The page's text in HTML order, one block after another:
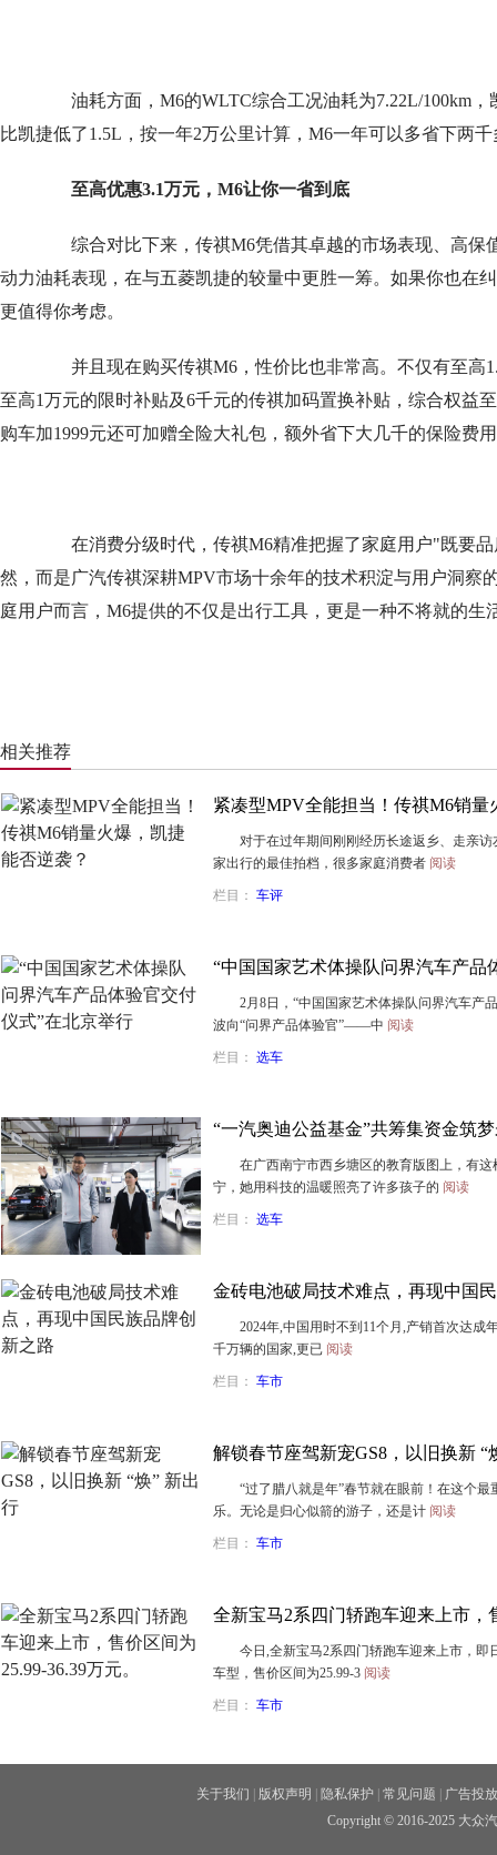
油耗方面，M6的WLTC综合工况油耗为7.22L/100km，
比凯捷低了1.5L，按一年2万公里计算，M6一年可以多省下两
至高优惠3.1万元， M6让你一省到底
综合对比下来，传祺M6凭借其卓越的市场表现、高保
动力油耗表现，在与五菱凯捷的较量中更胜一筹。如果你也在
更值得你考虑。
并且现在购买传祺M6，性价比也非常高。不仅有至高
至高1万元的限时补贴及6千元的传祺加码置换补贴，综合权益
购车加1999元还可加赠全险大礼包，额外省下大几千的保险费
在消费分级时代，传祺M6精准把握了家庭用户"既要品
然，而是广汽传祺深耕MPV市场十余年的技术积淀与用户洞察
庭用户而言，M6提供的不仅是出行工具，更是一种不将就的生
相关推荐
紧凑型MPV全能担当！传祺M6销量
对于在过年期间刚刚经历长途返乡、走亲访
家出行的最佳拍档，很多家庭消费者 阅读
栏目： 车评
“中国国家艺术体操队问界汽车产品
2月8日，“中国国家艺术体操队问界汽车产
波向“问界产品体验官”——中 阅读
栏目： 选车
“一汽奥迪公益基金”共筹集资金筑
在广西南宁市西乡塘区的教育版图上，有这
宁，她用科技的温暖照亮了许多孩子的 阅读
栏目： 选车
金砖电池破局技术难点，再现中国
2024年,中国用时不到11个月,产销首次达成
千万辆的国家,更已 阅读
栏目： 车市
解锁春节座驾新宠GS8，以旧换新 “
“过了腊八就是年”春节就在眼前！在这个最
乐。无论是归心似箭的游子，还是计 阅读
栏目： 车市
全新宝马2系四门轿跑车迎来上市，
今日,全新宝马2系四门轿跑车迎来上市，即
车型，售价区间为25.99-3 阅读
栏目： 车市
关于我们 版权声明 隐私保护 常见问题
广告投放
Copyright © 2016-2025 大众